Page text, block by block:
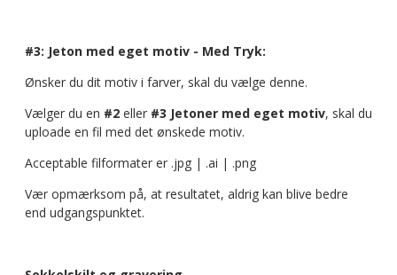
#3: Jeton med eget motiv - Med Tryk:
Ønsker du dit motiv i farver, skal du vælge denne.
Vælger du en #2 eller #3 Jetoner med eget motiv, skal du
uploade en fil med det ønskede motiv.
Acceptable filformater er .jpg | .ai | .png
Vær opmærksom på, at resultatet, aldrig kan blive bedre
end udgangspunktet.